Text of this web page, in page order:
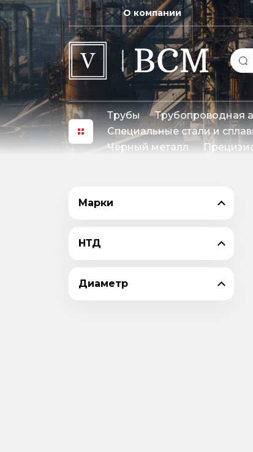
О компании
Трубы Трубопроводная
Специальные стали и
Черный металл
Марки
НТД
Диаметр